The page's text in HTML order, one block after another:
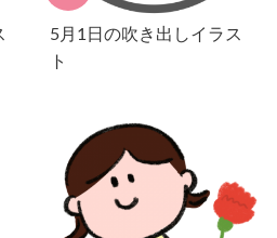
5月1日の吹き出しイラス
ト